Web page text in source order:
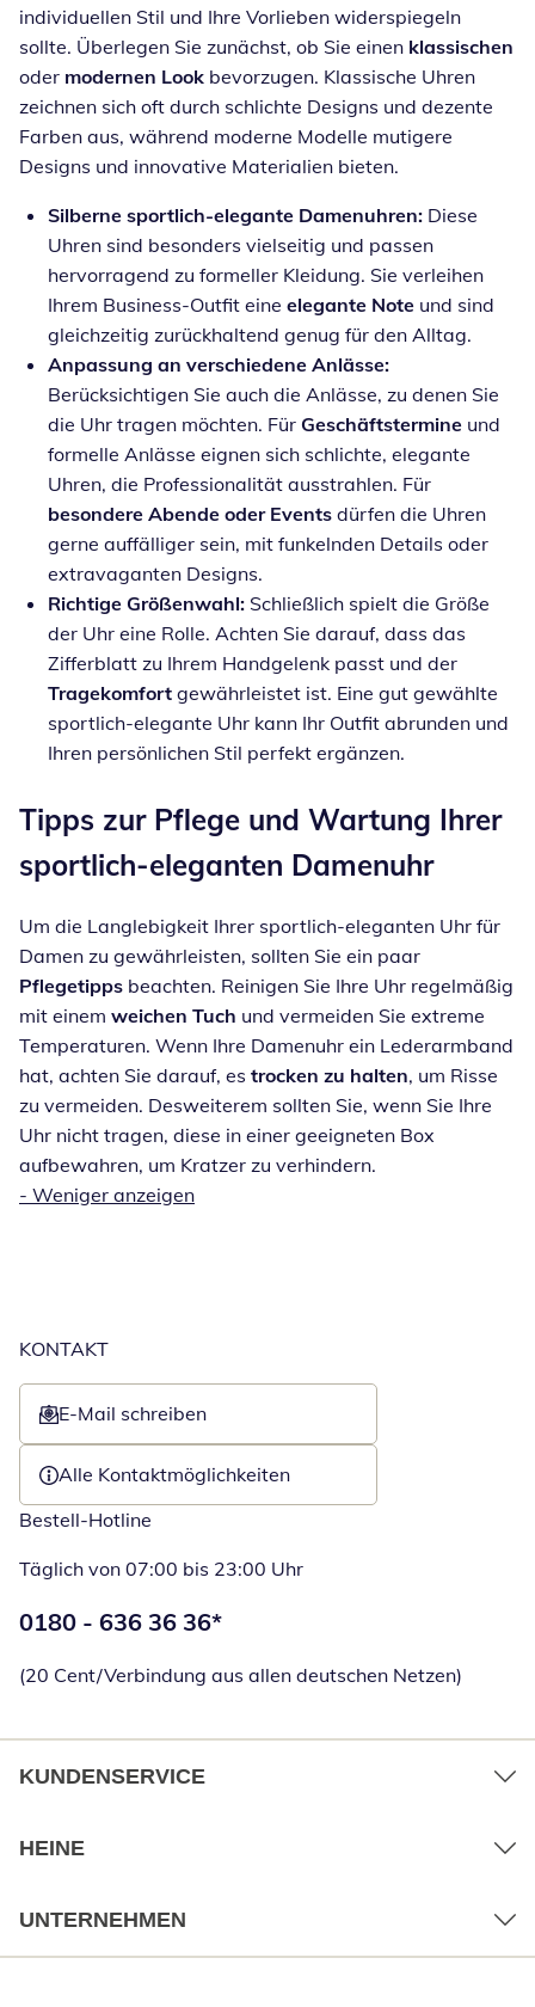
individuellen Stil und Ihre Vorlieben widerspiegeln
sollte. Überlegen Sie zunächst, ob Sie einen klassischen
oder modernen Look bevorzugen. Klassische Uhren
zeichnen sich oft durch schlichte Designs und dezente
Farben aus, während moderne Modelle mutigere
Designs und innovative Materialien bieten.
Silberne sportlich-elegante Damenuhren: Diese
Uhren sind besonders vielseitig und passen
hervorragend zu formeller Kleidung. Sie verleihen
Ihrem Business-Outfit eine elegante Note und sind
gleichzeitig zurückhaltend genug für den Alltag.
Anpassung an verschiedene Anlässe:
Berücksichtigen Sie auch die Anlässe, zu denen Sie
die Uhr tragen möchten. Für Geschäftstermine und
formelle Anlässe eignen sich schlichte, elegante
Uhren, die Professionalität ausstrahlen. Für
besondere Abende oder Events dürfen die Uhren
gerne auffälliger sein, mit funkelnden Details oder
extravaganten Designs.
Richtige Größenwahl: Schließlich spielt die Größe
der Uhr eine Rolle. Achten Sie darauf, dass das
Zifferblatt zu Ihrem Handgelenk passt und der
Tragekomfort gewährleistet ist. Eine gut gewählte
sportlich-elegante Uhr kann Ihr Outfit abrunden und
Ihren persönlichen Stil perfekt ergänzen.
Tipps zur Pflege und Wartung Ihrer
sportlich-eleganten Damenuhr
Um die Langlebigkeit Ihrer sportlich-eleganten Uhr für
Damen zu gewährleisten, sollten Sie ein paar
Pflegetipps beachten. Reinigen Sie Ihre Uhr regelmäßig
mit einem weichen Tuch und vermeiden Sie extreme
Temperaturen. Wenn Ihre Damenuhr ein Lederarmband
hat, achten Sie darauf, es trocken zu halten, um Risse
zu vermeiden. Desweiterem sollten Sie, wenn Sie Ihre
Uhr nicht tragen, diese in einer geeigneten Box
aufbewahren, um Kratzer zu verhindern.
- Weniger anzeigen
KONTAKT
E-Mail schreiben
Öffnet E-Mail-Client
Alle Kontaktmöglichkeiten
Bestell-Hotline
Täglich von 07:00 bis 23:00 Uhr
Telefonnummer:
0180 - 636 36 36*
(20 Cent/Verbindung aus allen deutschen Netzen)
KUNDENSERVICE
HEINE
UNTERNEHMEN